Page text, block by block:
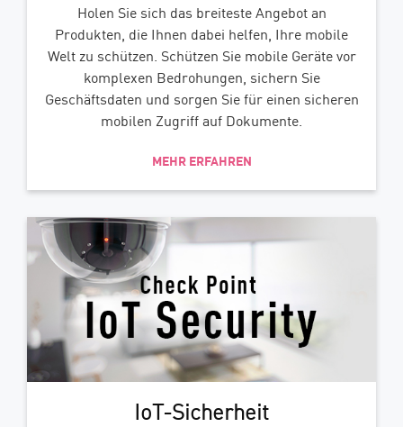
Holen Sie sich das breiteste Angebot an
Produkten, die Ihnen dabei helfen, Ihre mobile
Welt zu schützen. Schützen Sie mobile Geräte vor
komplexen Bedrohungen, sichern Sie
Geschäftsdaten und sorgen Sie für einen sicheren
mobilen Zugriff auf Dokumente.
MEHR ERFAHREN
IoT-Sicherheit